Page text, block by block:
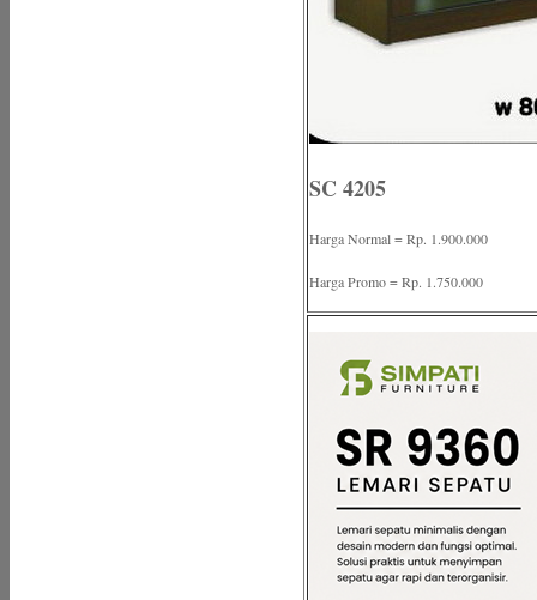
SC 4205
Harga Normal = Rp. 1.900.000
Harga Promo = Rp. 1.750.000